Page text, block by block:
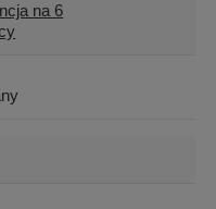
na 6